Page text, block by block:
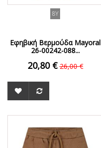
8Y
Εφηβική Βερμούδα Mayoral
26-00242-088...
20,80 € 26,00 €